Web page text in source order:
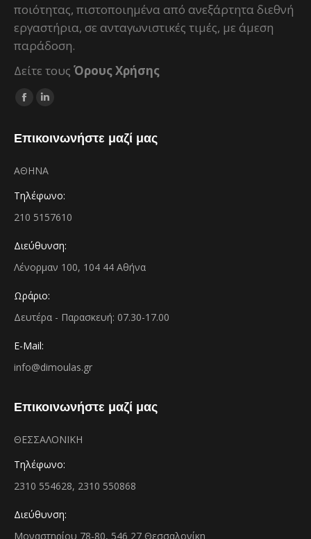
ποιότητας, πιστοποιημένα από ανεξάρτητα διεθνή
εργαστήρια, σε ανταγωνιστικές τιμές, με άμεση
παράδοση.
Δείτε τους Όρους Χρήσης
Facebook
opens
new
window
Linkedin
opens
new
window
Επικοινωνήστε μαζί μας
ΑΘΗΝΑ
Τηλέφωνο:
210 5157610
Διεύθυνση:
Λένορμαν 100, 104 44 Αθήνα
Ωράριο:
Δευτέρα - Παρασκευή: 07.30-17.00
E-Mail:
info@dimoulas.gr
Επικοινωνήστε μαζί μας
ΘΕΣΣΑΛΟΝΙΚΗ
Τηλέφωνο:
2310 554628, 2310 550868
Διεύθυνση:
Μοναστηρίου 78-80, 546 27 Θεσσαλονίκη